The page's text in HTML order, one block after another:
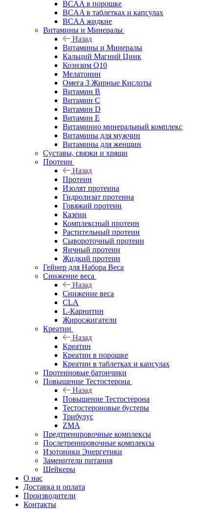
BCAA в порошке
BCAA в таблетках и капсулах
BCAA жидкие
Витамины и Минералы
Назад
Витамины и Минералы
Кальций Магний Цинк
Коэнзим Q10
Мелатонин
Омега 3 Жирные Кислоты
Витамин B
Витамин C
Витамин D
Витамин E
Витаминно минеральный комплекс
Витамины для мужчин
Витамины для женщин
Суставы, связки и хрящи
Протеин
Назад
Протеин
Изолят протеина
Гидролизат протеина
Говяжий протеин
Казеин
Комплексный протеин
Растительный протеин
Сывороточный протеин
Яичный протеин
Жидкий протеин
Гейнер для Набора Веса
Снижение веса
Назад
Снижение веса
CLA
L-Карнитин
Жиросжигатели
Креатин
Назад
Креатин
Креатин в порошке
Креатин в таблетках и капсулах
Протеиновые батончики
Повышение Тестостерона
Назад
Повышение Тестостерона
Тестостероновые бустеры
Трибулус
ZMA
Предтренировочные комплексы
Послетренировочные комплексы
Изотоники Энергетики
Заменители питания
Шейкеры
О нас
Доставка и оплата
Производители
Контакты